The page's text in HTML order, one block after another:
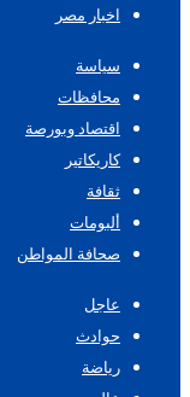
اخبار مصر
سياسة
محافظات
اقتصاد وبورصة
كاريكاتير
ثقافة
ألبومات
صحافة المواطن
عاجل
حوادث
رياضة